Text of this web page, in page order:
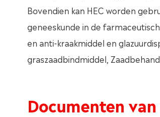
Bovendien kan HEC worden
geneeskunde in de
en anti-kraakmiddel en
graszaadbindmiddel,
Documenten